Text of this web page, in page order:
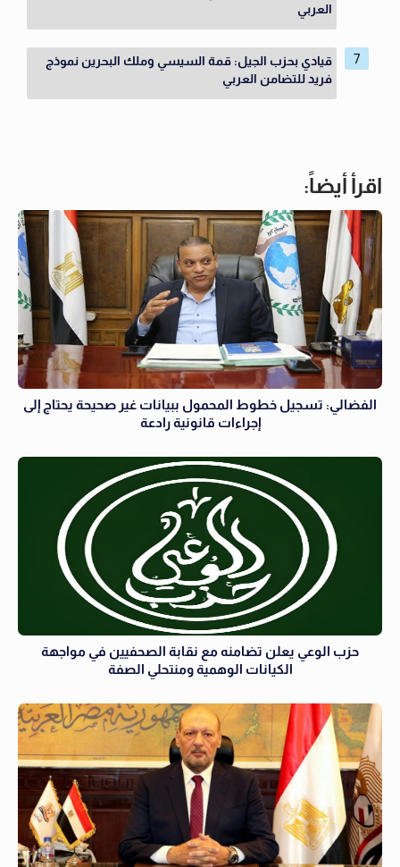
العربي
قيادي بحزب الجيل: قمة السيسي وملك البحرين نموذج
فريد للتضامن العربي
اقرأ أيضاً:
الفضالي: تسجيل خطوط المحمول ببيانات غير صحيحة يحتاج إلى
إجراءات قانونية رادعة
حزب الوعي يعلن تضامنه مع نقابة الصحفيين في مواجهة
الكيانات الوهمية ومنتحلي الصفة